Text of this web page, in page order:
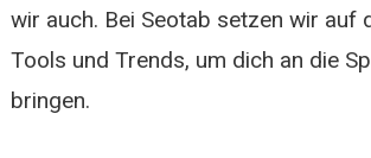
wir auch. Bei Seotab setzen wir auf
Tools und Trends, um dich an die
bringen.